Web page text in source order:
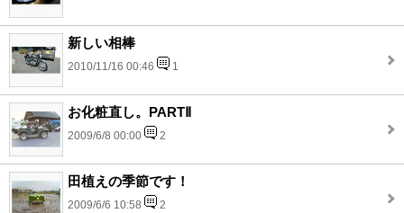
新しい相棒
2010/11/16 00:46 1
お化粧直し。PARTⅡ
2009/6/8 00:00 2
田植えの季節です！
2009/6/6 10:58 2